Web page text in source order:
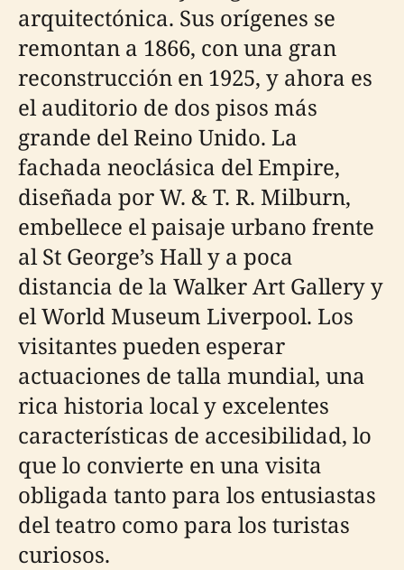
arquitectónica. Sus orígenes se
remontan a 1866, con una gran
reconstrucción en 1925, y ahora es
el auditorio de dos pisos más
grande del Reino Unido. La
fachada neoclásica del Empire,
diseñada por W. & T. R. Milburn,
embellece el paisaje urbano frente
al St George’s Hall y a poca
distancia de la Walker Art Gallery y
el World Museum Liverpool. Los
visitantes pueden esperar
actuaciones de talla mundial, una
rica historia local y excelentes
características de accesibilidad, lo
que lo convierte en una visita
obligada tanto para los entusiastas
del teatro como para los turistas
curiosos.